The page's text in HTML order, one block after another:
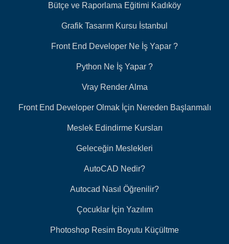
Bütçe ve Raporlama Eğitimi Kadıköy
Grafik Tasarım Kursu İstanbul
Front End Developer Ne İş Yapar ?
Python Ne İş Yapar ?
Vray Render Alma
Front End Developer Olmak İçin Nereden Başlanmalı
Meslek Edindirme Kursları
Geleceğin Meslekleri
AutoCAD Nedir?
Autocad Nasıl Öğrenilir?
Çocuklar İçin Yazılım
Photoshop Resim Boyutu Küçültme